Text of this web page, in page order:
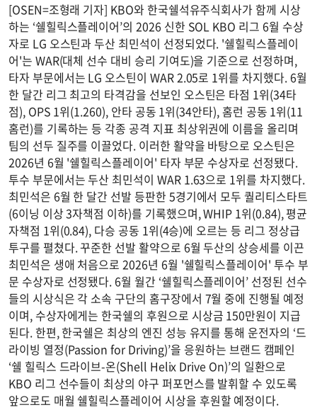
[OSEN=조형래 기자] KBO와 한국쉘석유주식회사가 함께 시상
하는 ‘쉘힐릭스플레이어’의 2026 신한 SOL KBO 리그 6월 수상
자로 LG 오스틴과 두산 최민석이 선정되었다. '쉘힐릭스플레이
어'는 WAR(대체 선수 대비 승리 기여도)을 기준으로 선정하며,
타자 부문에서는 LG 오스틴이 WAR 2.05로 1위를 차지했다. 6월
한 달간 리그 최고의 타격감을 선보인 오스틴은 타점 1위(34타
점), OPS 1위(1.260), 안타 공동 1위(34안타), 홈런 공동 1위(11
홈런)를 기록하는 등 각종 공격 지표 최상위권에 이름을 올리며
팀의 선두 질주를 이끌었다. 이러한 활약을 바탕으로 오스틴은
2026년 6월 '쉘힐릭스플레이어' 타자 부문 수상자로 선정됐다.
투수 부문에서는 두산 최민석이 WAR 1.63으로 1위를 차지했다.
최민석은 6월 한 달간 선발 등판한 5경기에서 모두 퀄리티스타트
(6이닝 이상 3자책점 이하)를 기록했으며, WHIP 1위(0.84), 평균
자책점 1위(0.84), 다승 공동 1위(4승)에 오르는 등 리그 정상급
투구를 펼쳤다. 꾸준한 선발 활약으로 6월 두산의 상승세를 이끈
최민석은 생애 처음으로 2026년 6월 '쉘힐릭스플레이어' 투수 부
문 수상자로 선정됐다. 6월 월간 ‘쉘힐릭스플레이어’ 선정된 선수
들의 시상식은 각 소속 구단의 홈구장에서 7월 중에 진행될 예정
이며, 수상자에게는 한국쉘의 후원으로 시상금 150만원이 지급
된다. 한편, 한국쉘은 최상의 엔진 성능 유지를 통해 운전자의 ‘드
라이빙 열정(Passion for Driving)’을 응원하는 브랜드 캠페인
‘쉘 힐릭스 드라이브-온(Shell Helix Drive On)’의 일환으로
KBO 리그 선수들이 최상의 야구 퍼포먼스를 발휘할 수 있도록
앞으로도 매월 쉘힐릭스플레이어 시상을 후원할 예정이다.